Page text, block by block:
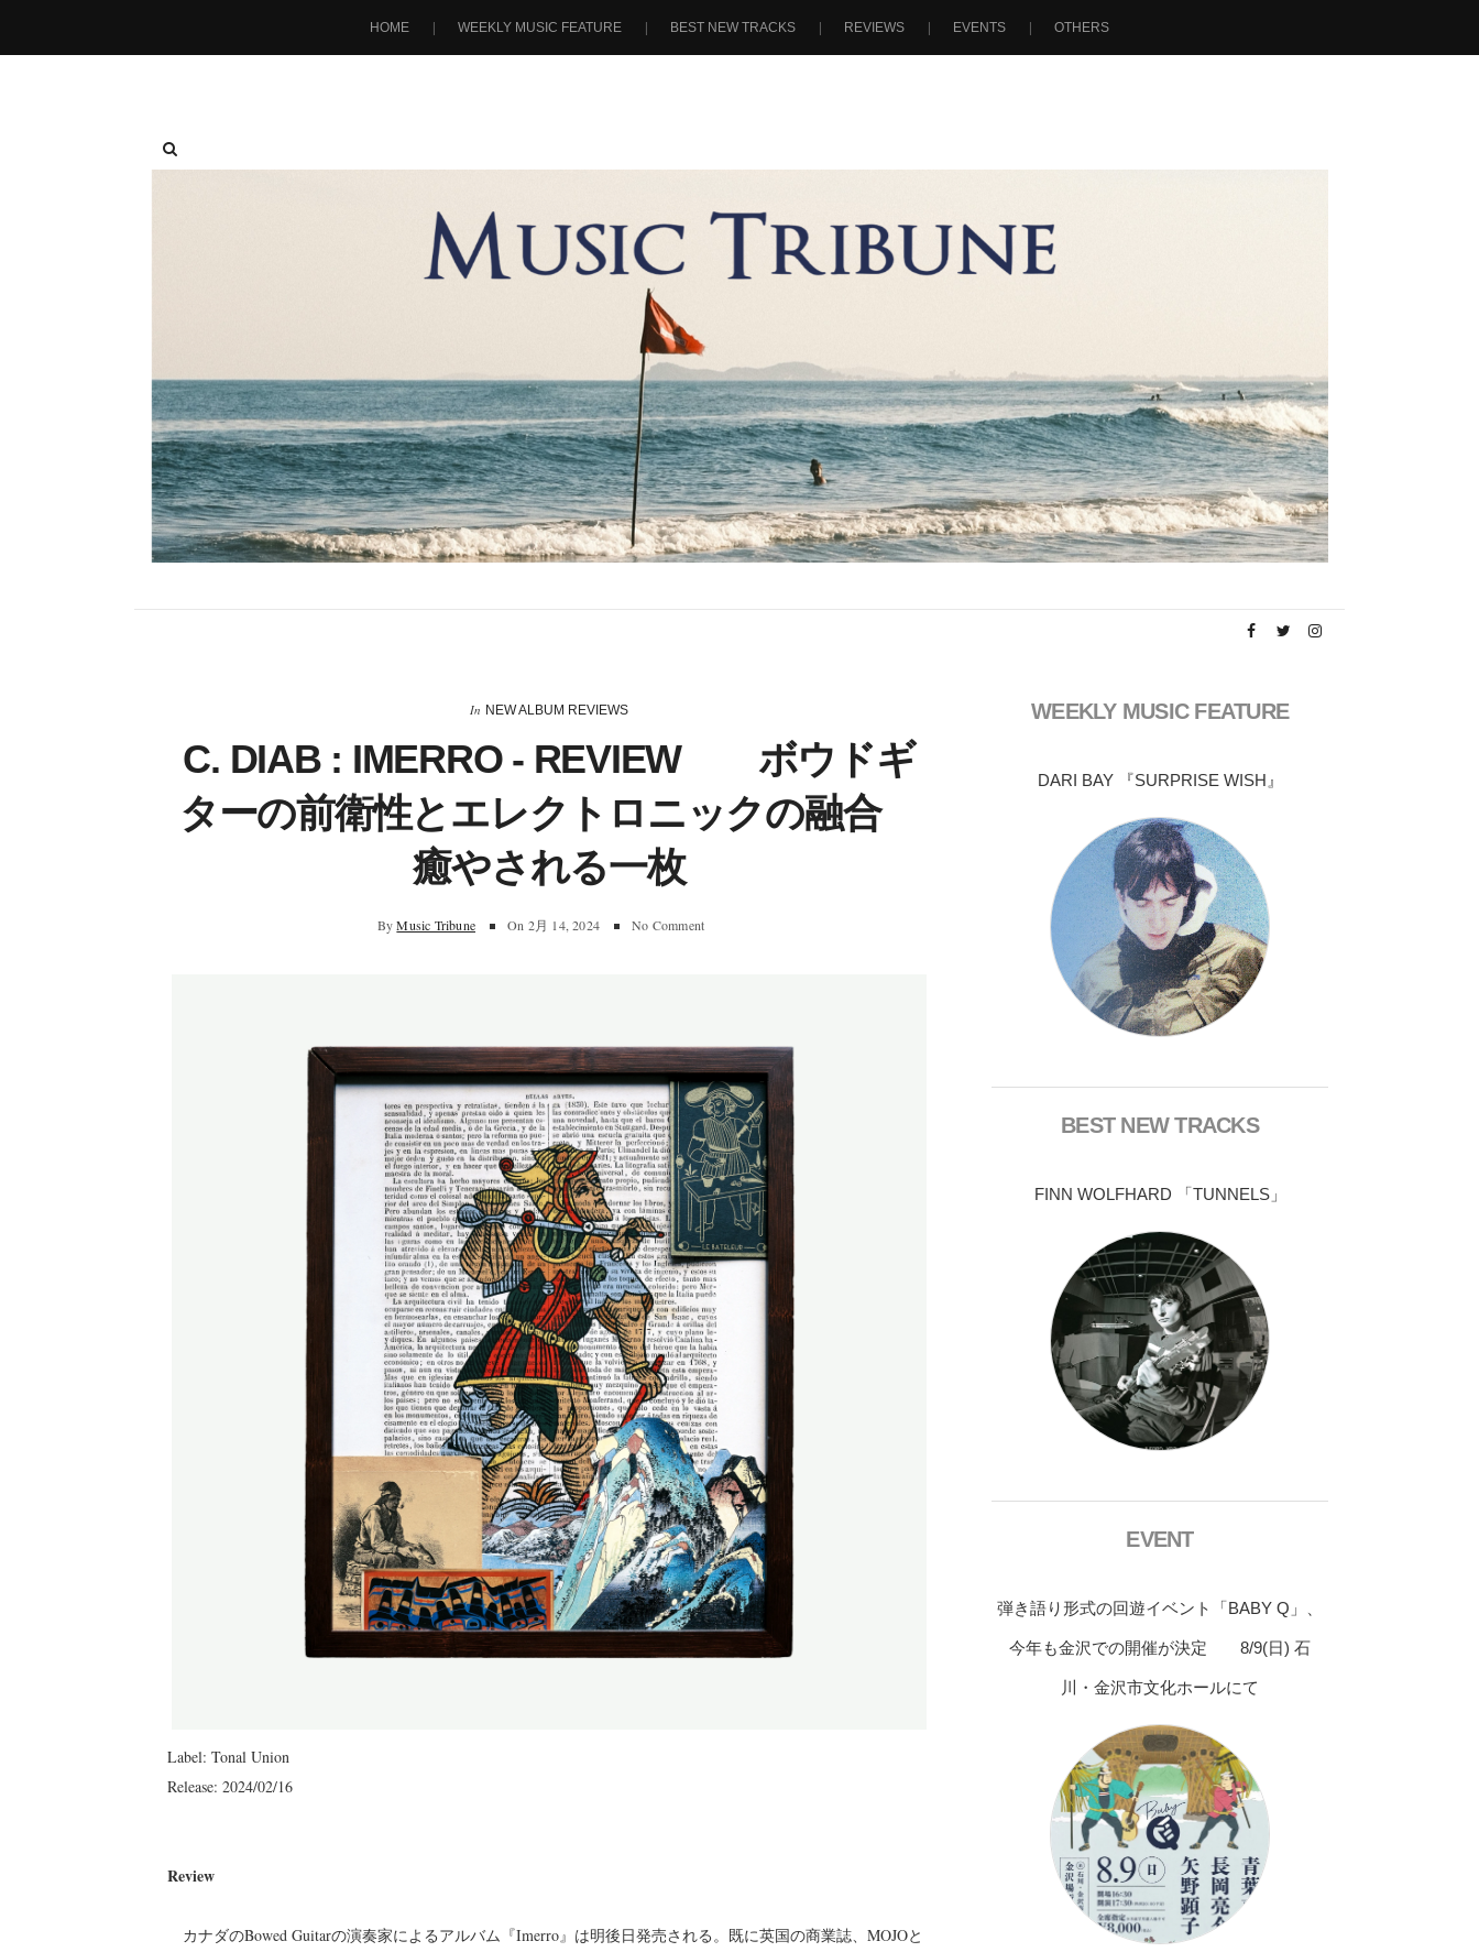
HOME WEEKLY MUSIC FEATURE BEST NEW TRACKS REVIEWS EVENTS OTHERS
In NEW ALBUM REVIEWS
C. DIAB : IMERRO ‐ REVIEW ボウドギ
ターの前衛性とエレクトロニックの融合
癒やされる一枚
By Music Tribune On 2月 14, 2024 No Comment
Label: Tonal Union
Release: 2024/02/16
Review
カナダのBowed Guitarの演奏家によるアルバム『Imerro』は明後日発売される。既に英国の商業誌、MOJOと
WEEKLY MUSIC FEATURE
DARI BAY 『SURPRISE WISH』
BEST NEW TRACKS
FINN WOLFHARD 「TUNNELS」
EVENT
弾き語り形式の回遊イベント「BABY Q」、
今年も金沢での開催が決定 8/9(日) 石
川・金沢市文化ホールにて